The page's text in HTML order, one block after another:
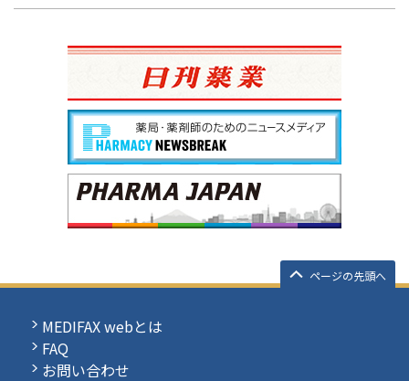
ページの先頭へ
MEDIFAX webとは
FAQ
お問い合わせ